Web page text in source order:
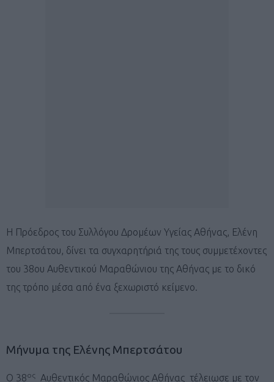
Η Πρόεδρος του Συλλόγου Δρομέων Υγείας Αθήνας, Ελένη
Μπερτσάτου, δίνει τα συγχαρητήριά της τους συμμετέχοντες
του 38ου Αυθεντικού Μαραθώνιου της Αθήνας με το δικό
της τρόπο μέσα από ένα ξεχωριστό κείμενο.
Μήνυμα της Ελένης Μπερτσάτου
Ο 38ος
Αυθεντικός Μαραθώνιος Αθήνας τέλειωσε με τον